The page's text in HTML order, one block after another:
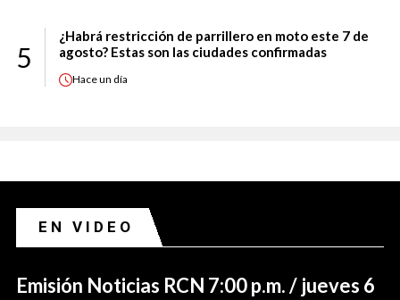
5
¿Habrá restricción de parrillero en moto este 7 de
agosto? Estas son las ciudades confirmadas
Haceun día
EN VIDEO
Emisión Noticias RCN 7:00 p.m. / jueves 6